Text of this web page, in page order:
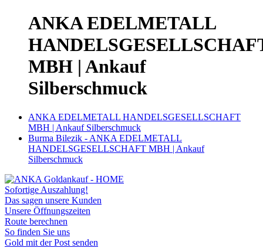
ANKA EDELMETALL
MBH | Ankauf
Silberschmuck
ANKA EDELMETALL HANDELSGESELLSCHAFT
MBH | Ankauf Silberschmuck
Burma Bilezik - ANKA EDELMETALL
HANDELSGESELLSCHAFT MBH | Ankauf
Silberschmuck
Sofortige Auszahlung!
Das sagen unsere Kunden
Unsere Öffnungszeiten
Route berechnen
So finden Sie uns
Gold mit der Post senden